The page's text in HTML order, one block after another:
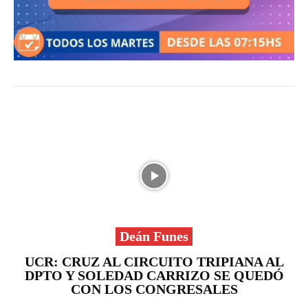
Deán Funes
UCR: CRUZ AL CIRCUITO TRIPIANA AL
DPTO Y SOLEDAD CARRIZO SE QUEDÓ
CON LOS CONGRESALES